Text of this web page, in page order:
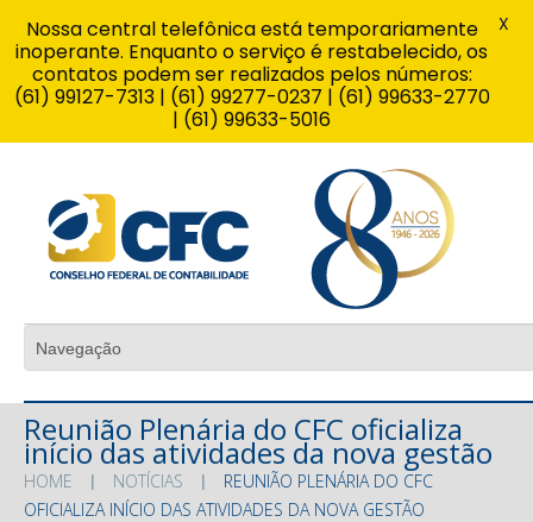
Reunião Plenária do CFC oficializa
início das atividades da nova gestão
HOME NOTÍCIAS
REUNIÃO PLENÁRIA DO CFC
OFICIALIZA INÍCIO DAS ATIVIDADES DA NOVA GESTÃO
Nossa central telefônica está temporariamente
inoperante. Enquanto o serviço é restabelecido, os
contatos podem ser realizados pelos números:
(61) 99127-7313 | (61) 99277-0237 | (61) 99633-2770
| (61) 99633-5016
X